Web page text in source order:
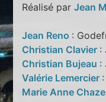
Réalisé parJean
Jean Reno :
Christian Clavier :
Christian Bujeau :
Valérie Lemercier
Marie Anne